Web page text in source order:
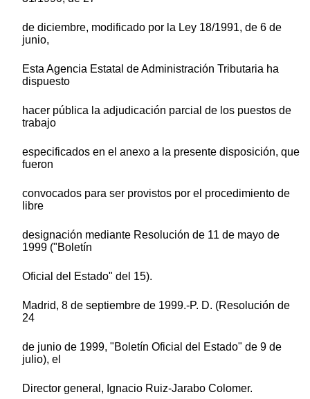
de diciembre, modificado por la Ley 18/1991, de 6 de
junio,
Esta Agencia Estatal de Administración Tributaria ha
dispuesto
hacer pública la adjudicación parcial de los puestos de
trabajo
especificados en el anexo a la presente disposición, que
fueron
convocados para ser provistos por el procedimiento de
libre
designación mediante Resolución de 11 de mayo de
1999 ("Boletín
Oficial del Estado" del 15).
Madrid, 8 de septiembre de 1999.-P. D. (Resolución de
24
de junio de 1999, "Boletín Oficial del Estado" de 9 de
julio), el
Director general, Ignacio Ruiz-Jarabo Colomer.